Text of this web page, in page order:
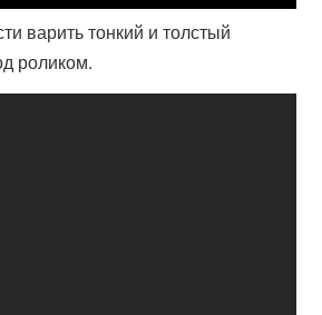
варить тонкий и толстый
роликом.